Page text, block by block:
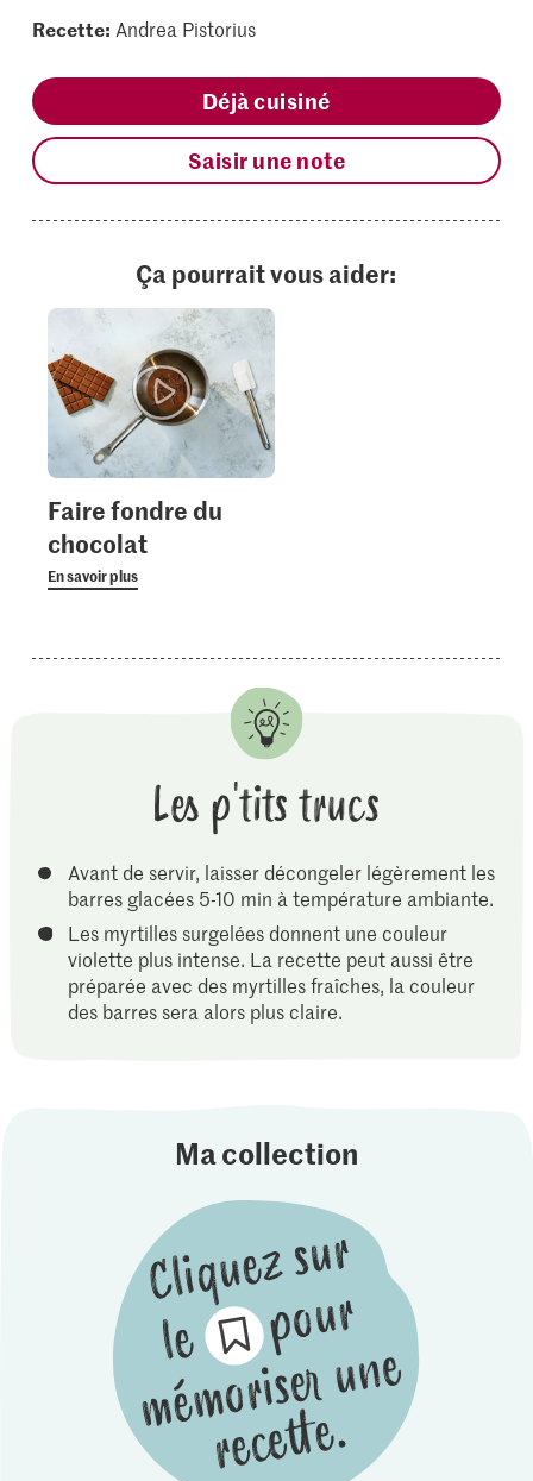
Recette: Andrea Pistorius
Déjà cuisiné
Saisir une note
Ça pourrait vous aider:
Faire fondre du
chocolat
En savoir plus
Les p'tits trucs
Avant de servir, laisser décongeler légèrement les
barres glacées 5-10 min à température ambiante.
Les myrtilles surgelées donnent une couleur
violette plus intense. La recette peut aussi être
préparée avec des myrtilles fraîches, la couleur
des barres sera alors plus claire.
Ma collection